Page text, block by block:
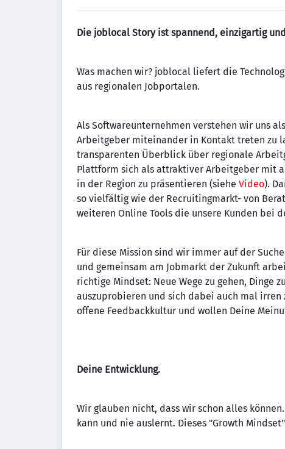
Die joblocal Story ist spannend, einzigartig
Was machen wir? joblocal liefert die
aus regionalen Jobportalen.
Als Softwareunternehmen verstehen wir uns
Arbeitgeber miteinander in Kontakt treten zu
transparenten Überblick über regionale
Plattform sich als attraktiver Arbeitgeber mit
in der Region zu präsentieren (siehe Video).
so vielfältig wie der Recruitingmarkt- von
weiteren Online Tools die unsere Kunden bei
Für diese Mission sind wir immer auf der
und gemeinsam am Jobmarkt der Zukunft
richtige Mindset: Neue Wege zu gehen, Dinge
auszuprobieren und sich dabei auch mal
offene Feedbackkultur und wollen Deine
Deine Entwicklung.
Wir glauben nicht, dass wir schon alles
kann und nie auslernt. Dieses "Growth